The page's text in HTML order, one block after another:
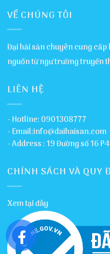
VỀ CHÚNG TÔI
Đại hải sản chuyên cung
nguồn từ ngư trường truyền
LIÊN HỆ
- Hotline: 0901308777
- Email:info@daihaisan.com
- Address : 19 Đường số 16
CHÍNH SÁCH VÀ QUY
Xem tại đây